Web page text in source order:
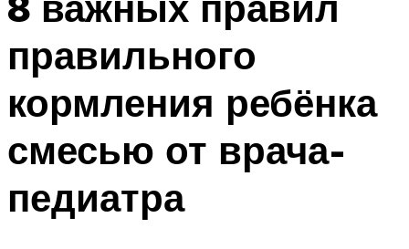
правильного
кормления ребёнка
смесью от врача-
педиатра